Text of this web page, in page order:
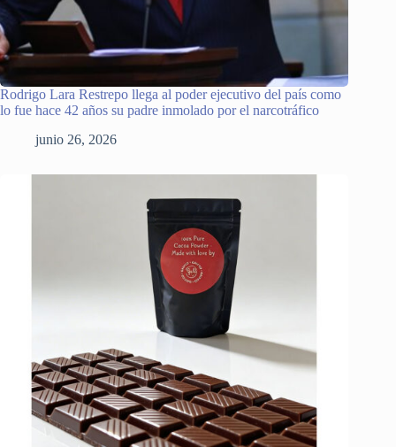
Rodrigo Lara Restrepo llega al poder ejecutivo del país como
lo fue hace 42 años su padre inmolado por el narcotráfico
junio 26, 2026